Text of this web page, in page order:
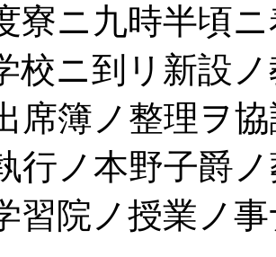
ニ九時半頃ニ
校ニ到リ新設
席簿ノ整理ヲ
行ノ本野子爵
習院ノ授業ノ